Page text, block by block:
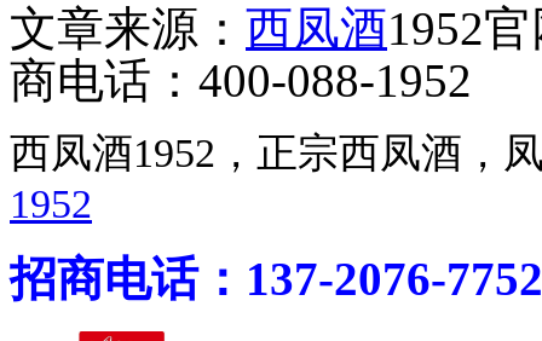
文章来源： 西凤酒1952
商电话：400-088-1952
西凤酒1952，正宗西凤酒
1952
招商电话：137-2076-7752